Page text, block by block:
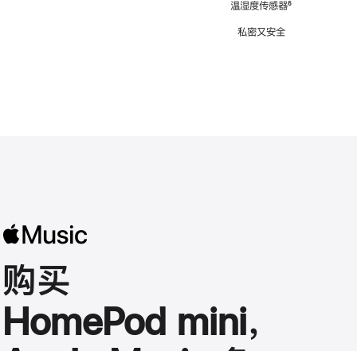
温湿度传感器脚
⁶
私密又安全
购买
HomePod mini，